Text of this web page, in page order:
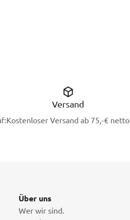
Versand
Kostenloser Versand ab 75,-€ netto
Über uns
Wer wir sind.